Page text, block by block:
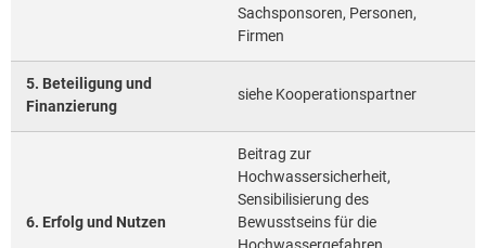
Sachsponsoren, Personen,
Firmen
5. Beteiligung und
Finanzierung
siehe Kooperationspartner
6. Erfolg und Nutzen
Beitrag zur
Hochwassersicherheit,
Sensibilisierung des
Bewusstseins für die